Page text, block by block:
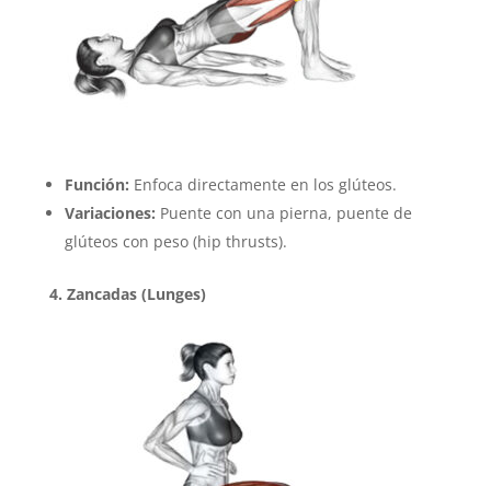
Función: Enfoca directamente en los glúteos.
Variaciones: Puente con una pierna, puente de
glúteos con peso (hip thrusts).
4. Zancadas (Lunges)